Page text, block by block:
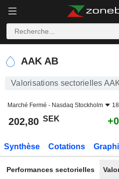
AAK AB
AAK AB
Valorisations sectorielles
Marché Fermé - Nasdaq Stockholm
202,80 SEK
Synthèse Cotations
Performances sectorielles